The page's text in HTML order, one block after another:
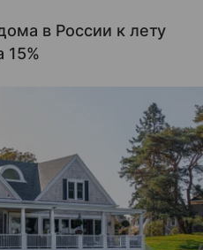
в России к лету
15%